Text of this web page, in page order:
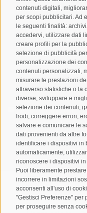
contenuti digitali,
per scopi pubblicitari. Ad
le seguenti finalità:
accedervi, utilizzare dati
creare profili per la
selezione di pubblicità
personalizzazione dei
contenuti personalizzati,
misurare le prestazioni
attraverso statistiche o la
diverse, sviluppare e
selezione dei contenuti,
frodi, correggere errori,
salvare e comunicare le
dati provenienti da altre
identificare i dispositivi in
automaticamente,
riconoscere i dispositivi
Puoi liberamente
incorrere in limitazioni
acconsenti all'uso di
"Gestisci Preferenze" per
per proseguire senza
Letto e compreso la
trattamento dei dati